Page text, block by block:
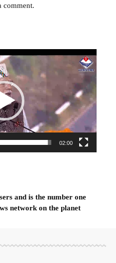
comment.
02:00
and is the number one
network on the planet